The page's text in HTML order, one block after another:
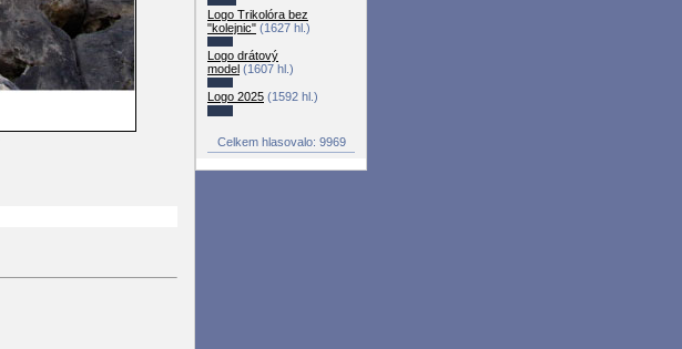
Logo Trikolóra bez
"kolejnic" (1627 hl.)
Logo drátový
model (1607 hl.)
Logo 2025 (1592 hl.)
Celkem hlasovalo: 9969